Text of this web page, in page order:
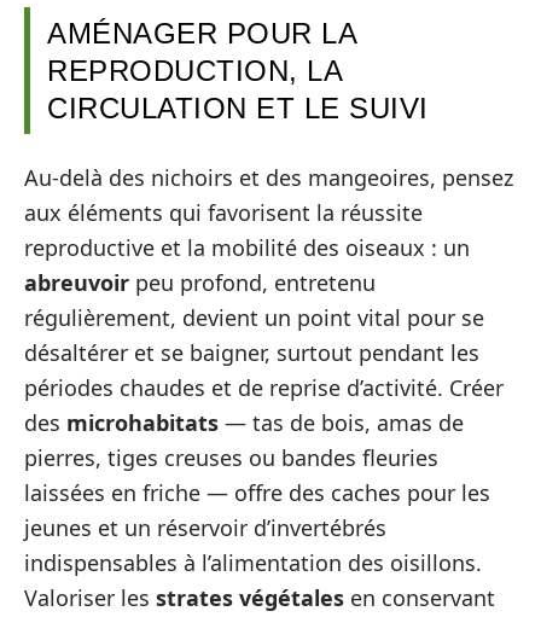
AMÉNAGER POUR LA
REPRODUCTION, LA
CIRCULATION ET LE SUIVI
Au-delà des nichoirs et des mangeoires, pensez
aux éléments qui favorisent la réussite
reproductive et la mobilité des oiseaux : un
abreuvoir peu profond, entretenu
régulièrement, devient un point vital pour se
désaltérer et se baigner, surtout pendant les
périodes chaudes et de reprise d’activité. Créer
des microhabitats — tas de bois, amas de
pierres, tiges creuses ou bandes fleuries
laissées en friche — offre des caches pour les
jeunes et un réservoir d’invertébrés
indispensables à l’alimentation des oisillons.
Valoriser les strates végétales en conservant